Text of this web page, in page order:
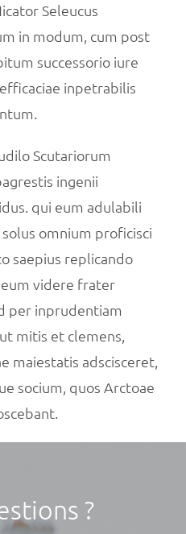
Seleucus
in modum, cum post
successorio iure
inpetrabilis
Scutariorum
ingenii
qui eum adulabili
omnium proficisci
saepius replicando
videre frater
per inprudentiam
mitis et clemens,
maiestatis adscisceret,
socium, quos Arctoae
?